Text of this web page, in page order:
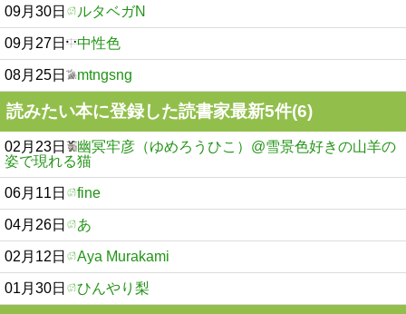
09月30日 ルタベガN
09月27日 中性色
08月25日 mtngsng
読みたい本に登録した読書家最新5件(6)
02月23日
幽冥牢彦（ゆめろうひこ）@雪景色好きの山羊の
姿で現れる猫
06月11日 fine
04月26日 あ
02月12日 Aya Murakami
01月30日 ひんやり梨